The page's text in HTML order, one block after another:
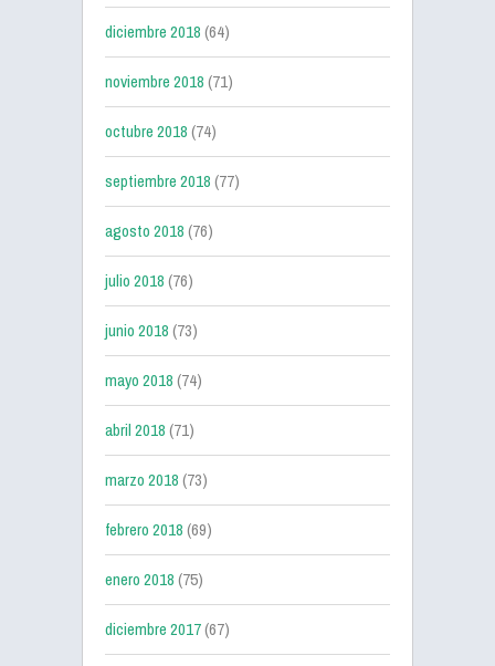
diciembre 2018(64)
noviembre 2018(71)
octubre 2018(74)
septiembre 2018(77)
agosto 2018(76)
julio 2018(76)
junio 2018(73)
mayo 2018(74)
abril 2018(71)
marzo 2018(73)
febrero 2018(69)
enero 2018(75)
diciembre 2017(67)